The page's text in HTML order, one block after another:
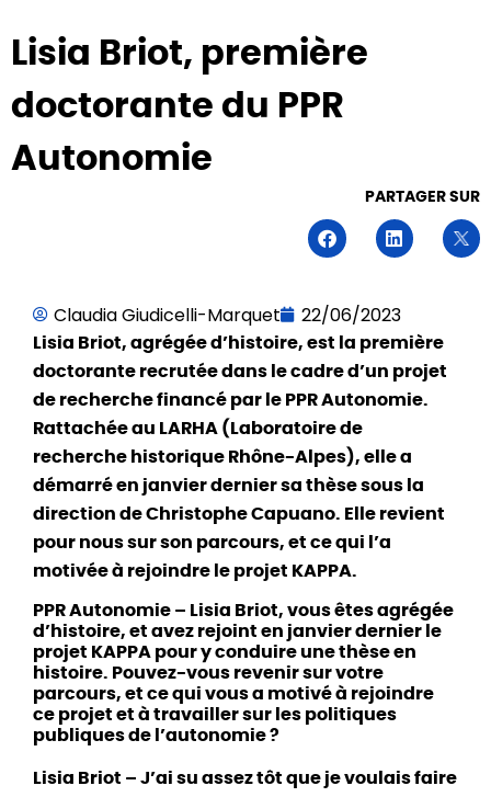
Lisia Briot, première
doctorante du PPR
Autonomie
PARTAGER SUR
Claudia Giudicelli-Marquet 22/06/2023
Lisia Briot, agrégée d’histoire, est la première
doctorante recrutée dans le cadre d’un projet
de recherche financé par le PPR Autonomie.
Rattachée au LARHA (Laboratoire de
recherche historique Rhône-Alpes), elle a
démarré en janvier dernier sa thèse sous la
direction de Christophe Capuano. Elle revient
pour nous sur son parcours, et ce qui l’a
motivée à rejoindre le projet KAPPA.
PPR Autonomie – Lisia Briot, vous êtes agrégée
d’histoire, et avez rejoint en janvier dernier le
projet KAPPA pour y conduire une thèse en
histoire. Pouvez-vous revenir sur votre
parcours, et ce qui vous a motivé à rejoindre
ce projet et à travailler sur les politiques
publiques de l’autonomie ?
Lisia Briot – J’ai su assez tôt que je voulais faire